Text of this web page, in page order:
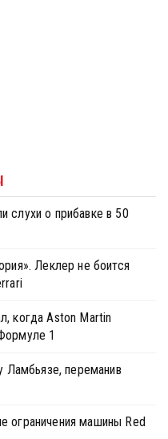
слухи о прибавке в 50
Леклер не боится
когда Aston Martin
1
Ламбьязе, переманив
ограничения машины Red